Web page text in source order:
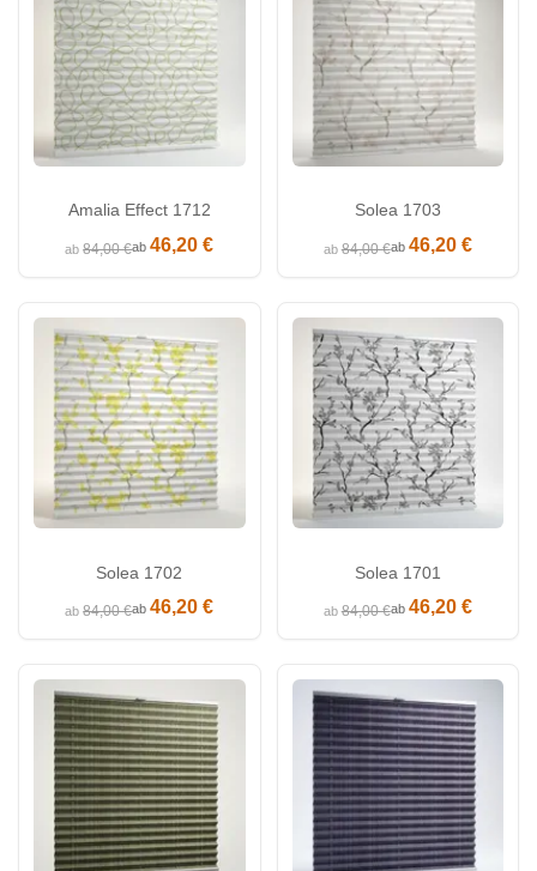
Amalia Effect 1712
ab84,00 €ab46,20 €
Solea 1703
ab84,00 €ab 46,20 €
Solea 1702
ab84,00 €ab46,20 €
Solea 1701
ab84,00 €ab 46,20 €